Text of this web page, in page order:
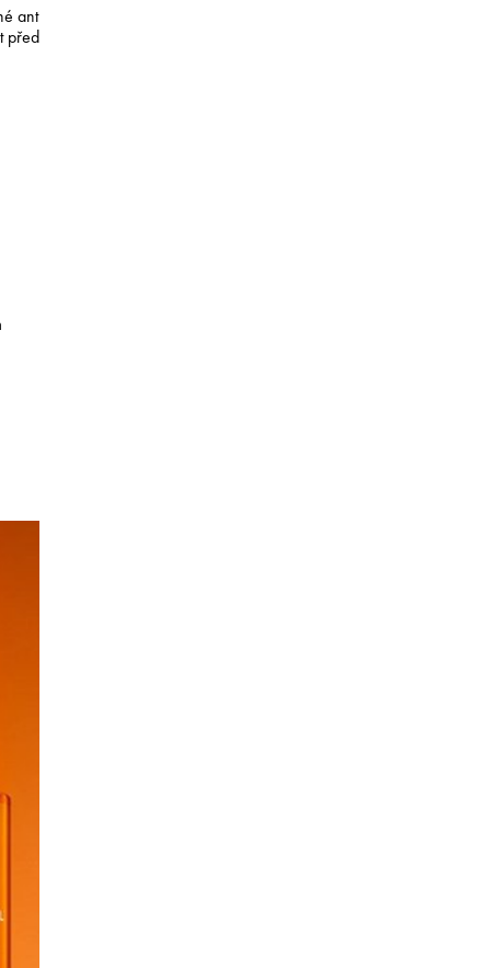
antioxidační vlastnosti, které
oxidací buněk.